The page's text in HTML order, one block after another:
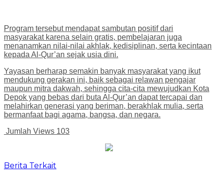
Program tersebut mendapat sambutan positif dari
masyarakat karena selain gratis, pembelajaran juga
menanamkan nilai-nilai akhlak, kedisiplinan, serta kecintaan
kepada Al-Qur’an sejak usia dini.
Yayasan berharap semakin banyak masyarakat yang ikut
mendukung gerakan ini, baik sebagai relawan pengajar
maupun mitra dakwah, sehingga cita-cita mewujudkan Kota
Depok yang bebas dari buta Al-Qur’an dapat tercapai dan
melahirkan generasi yang beriman, berakhlak mulia, serta
bermanfaat bagi agama, bangsa, dan negara.
Jumlah Views 103
Berita Terkait